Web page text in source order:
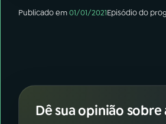
Publicado em01/01/2021Episódiodo
Dê sua opinião